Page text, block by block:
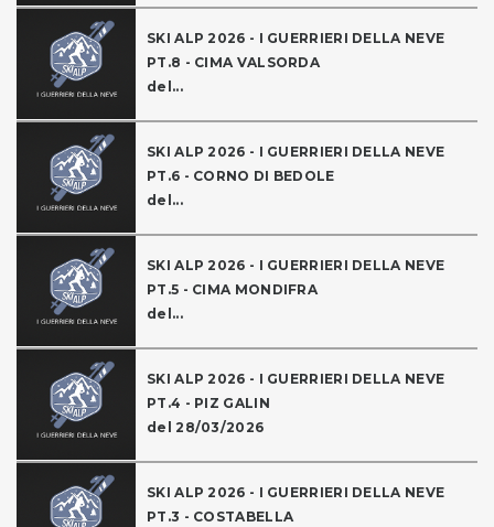
SKI ALP 2026 - I GUERRIERI DELLA NEVE
PT.8 - CIMA VALSORDA
del...
SKI ALP 2026 - I GUERRIERI DELLA NEVE
PT.6 - CORNO DI BEDOLE
del...
SKI ALP 2026 - I GUERRIERI DELLA NEVE
PT.5 - CIMA MONDIFRA
del...
SKI ALP 2026 - I GUERRIERI DELLA NEVE
PT.4 - PIZ GALIN
del 28/03/2026
SKI ALP 2026 - I GUERRIERI DELLA NEVE
PT.3 - COSTABELLA